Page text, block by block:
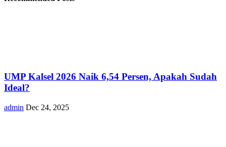
UMP Kalsel 2026 Naik 6,54 Persen, Apakah Sudah
Ideal?
admin Dec 24, 2025